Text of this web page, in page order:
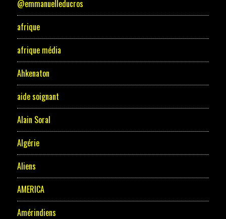
@emmanuelleducros
afrique
afrique média
Ahkenaton
aide soignant
Alain Soral
Algérie
Aliens
AMERICA
Amérindiens